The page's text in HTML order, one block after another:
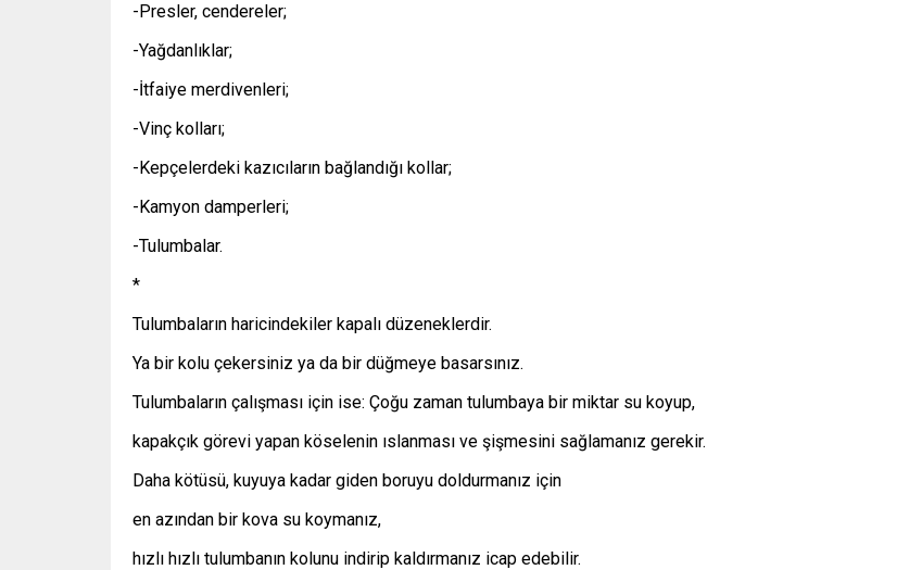
-Presler, cendereler;
-Yağdanlıklar;
-İtfaiye merdivenleri;
-Vinç kolları;
-Kepçelerdeki kazıcıların bağlandığı kollar;
-Kamyon damperleri;
-Tulumbalar.
*
Tulumbaların haricindekiler kapalı düzeneklerdir.
Ya bir kolu çekersiniz ya da bir düğmeye basarsınız.
Tulumbaların çalışması için ise: Çoğu zaman tulumbaya bir miktar su koyup,
kapakçık görevi yapan köselenin ıslanması ve şişmesini sağlamanız gerekir.
Daha kötüsü, kuyuya kadar giden boruyu doldurmanız için
en azından bir kova su koymanız,
hızlı hızlı tulumbanın kolunu indirip kaldırmanız icap edebilir.